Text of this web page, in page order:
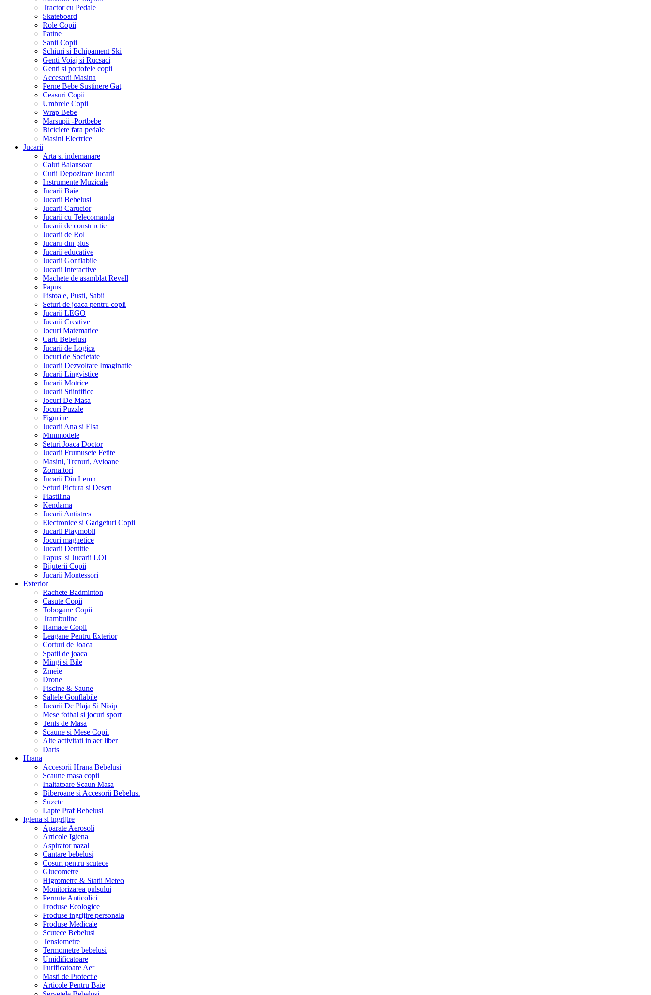
Tractor cu Pedale
Skateboard
Role Copii
Patine
Sanii Copii
Schiuri si Echipament Ski
Genti Voiaj si Rucsaci
Genti si portofele copii
Accesorii Masina
Perne Bebe Sustinere Gat
Ceasuri Copii
Umbrele Copii
Wrap Bebe
Marsupii -Portbebe
Biciclete fara pedale
Masini Electrice
Jucarii
Arta si indemanare
Calut Balansoar
Cutii Depozitare Jucarii
Instrumente Muzicale
Jucarii Baie
Jucarii Bebelusi
Jucarii Carucior
Jucarii cu Telecomanda
Jucarii de constructie
Jucarii de Rol
Jucarii din plus
Jucarii educative
Jucarii Gonflabile
Jucarii Interactive
Machete de asamblat Revell
Papusi
Pistoale, Pusti, Sabii
Seturi de joaca pentru copii
Jucarii LEGO
Jucarii Creative
Jocuri Matematice
Carti Bebelusi
Jucarii de Logica
Jocuri de Societate
Jucarii Dezvoltare Imaginatie
Jucarii Lingvistice
Jucarii Motrice
Jucarii Stiintifice
Jocuri De Masa
Jocuri Puzzle
Figurine
Jucarii Ana si Elsa
Minimodele
Seturi Joaca Doctor
Jucarii Frumusete Fetite
Masini, Trenuri, Avioane
Zornaitori
Jucarii Din Lemn
Seturi Pictura si Desen
Plastilina
Kendama
Jucarii Antistres
Electronice si Gadgeturi Copii
Jucarii Playmobil
Jocuri magnetice
Jucarii Dentitie
Papusi si Jucarii LOL
Bijuterii Copii
Jucarii Montessori
Exterior
Rachete Badminton
Casute Copii
Tobogane Copii
Trambuline
Hamace Copii
Leagane Pentru Exterior
Corturi de Joaca
Spatii de joaca
Mingi si Bile
Zmeie
Drone
Piscine & Saune
Saltele Gonflabile
Jucarii De Plaja Si Nisip
Mese fotbal si jocuri sport
Tenis de Masa
Scaune si Mese Copii
Alte activitati in aer liber
Darts
Hrana
Accesorii Hrana Bebelusi
Scaune masa copii
Inaltatoare Scaun Masa
Biberoane si Accesorii Bebelusi
Suzete
Lapte Praf Bebelusi
Igiena si ingrijire
Aparate Aerosoli
Articole Igiena
Aspirator nazal
Cantare bebelusi
Cosuri pentru scutece
Glucometre
Higrometre & Statii Meteo
Monitorizarea pulsului
Pernute Anticolici
Produse Ecologice
Produse ingrijire personala
Produse Medicale
Scutece Bebelusi
Tensiometre
Termometre bebelusi
Umidificatoare
Purificatoare Aer
Masti de Protectie
Articole Pentru Baie